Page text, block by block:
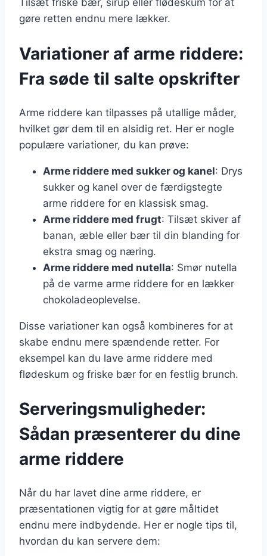
Tilsæt friske bær, sirup eller flødeskum for at
gøre retten endnu mere lækker.
Variationer af arme riddere:
Fra søde til salte opskrifter
Arme riddere kan tilpasses på utallige måder,
hvilket gør dem til en alsidig ret. Her er nogle
populære variationer, du kan prøve:
Arme riddere med sukker og kanel: Drys
sukker og kanel over de færdigstegte
arme riddere for en klassisk smag.
Arme riddere med frugt: Tilsæt skiver af
banan, æble eller bær til din blanding for
ekstra smag og næring.
Arme riddere med nutella: Smør nutella
på de varme arme riddere for en lækker
chokoladeoplevelse.
Disse variationer kan også kombineres for at
skabe endnu mere spændende retter. For
eksempel kan du lave arme riddere med
flødeskum og friske bær for en festlig brunch.
Serveringsmuligheder:
Sådan præsenterer du dine
arme riddere
Når du har lavet dine arme riddere, er
præsentationen vigtig for at gøre måltidet
endnu mere indbydende. Her er nogle tips til,
hvordan du kan servere dem: